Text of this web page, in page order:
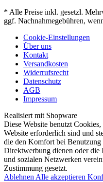
* Alle Preise inkl. gesetzl.
ggf. Nachnahmegebühren,
Cookie-Einstellungen
Über uns
Kontakt
Versandkosten
Widerrufsrecht
Datenschutz
AGB
Impressum
Realisiert mit Shopware
Diese Website benutzt
Website erforderlich sind und
die den Komfort bei Benutzung
Direktwerbung dienen oder die
und sozialen Netzwerken
Zustimmung gesetzt.
Ablehnen Alle akzeptieren